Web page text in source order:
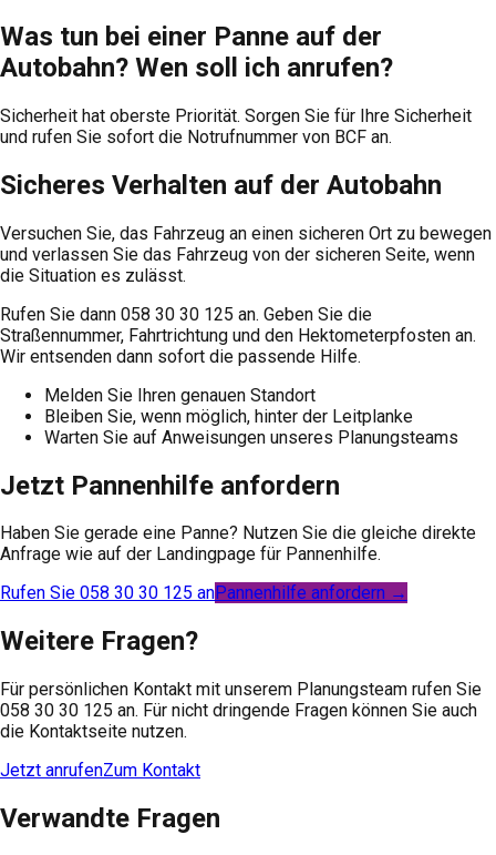
Was tun bei einer Panne auf der
Autobahn? Wen soll ich anrufen?
Sicherheit hat oberste Priorität. Sorgen Sie für Ihre Sicherheit
und rufen Sie sofort die Notrufnummer von BCF an.
Sicheres Verhalten auf der Autobahn
Versuchen Sie, das Fahrzeug an einen sicheren Ort zu bewegen
und verlassen Sie das Fahrzeug von der sicheren Seite, wenn
die Situation es zulässt.
Rufen Sie dann 058 30 30 125 an. Geben Sie die
Straßennummer, Fahrtrichtung und den Hektometerpfosten an.
Wir entsenden dann sofort die passende Hilfe.
Melden Sie Ihren genauen Standort
Bleiben Sie, wenn möglich, hinter der Leitplanke
Warten Sie auf Anweisungen unseres Planungsteams
Jetzt Pannenhilfe anfordern
Haben Sie gerade eine Panne? Nutzen Sie die gleiche direkte
Anfrage wie auf der Landingpage für Pannenhilfe.
Rufen Sie 058 30 30 125 anPannenhilfe anfordern →
Weitere Fragen?
Für persönlichen Kontakt mit unserem Planungsteam rufen Sie
058 30 30 125 an. Für nicht dringende Fragen können Sie auch
die Kontaktseite nutzen.
Jetzt anrufenZum Kontakt
Verwandte Fragen